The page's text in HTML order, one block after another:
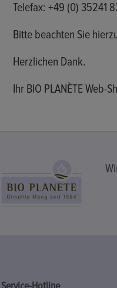
Telefax: +49 (0) 35241
Bitte beachten Sie
Herzlichen Dank.
Ihr BIO PLANÈTE Web-